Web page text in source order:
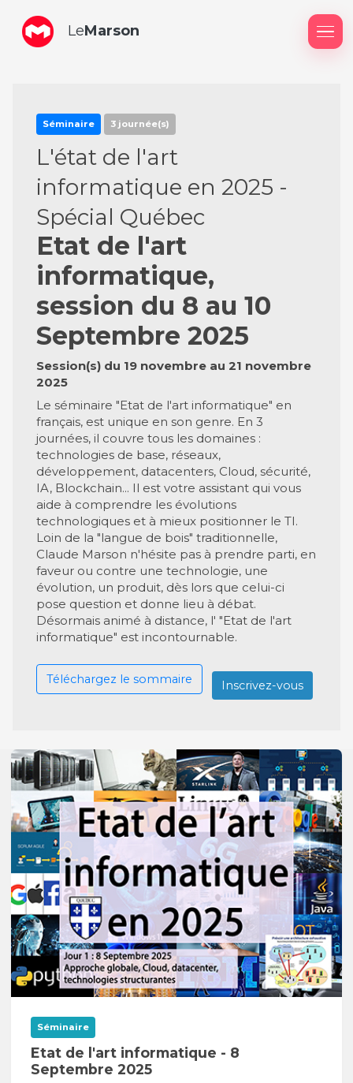
LeMarson
Séminaire 3 journée(s)
L'état de l'art
informatique en 2025 -
Spécial Québec
Etat de l'art
informatique,
session du 8 au 10
Septembre 2025
Session(s) du 19 novembre au 21 novembre
2025
Le séminaire "Etat de l'art informatique" en
français, est unique en son genre. En 3
journées, il couvre tous les domaines :
technologies de base, réseaux,
développement, datacenters, Cloud, sécurité,
IA, Blockchain... Il est votre assistant qui vous
aide à comprendre les évolutions
technologiques et à mieux positionner le TI.
Loin de la "langue de bois" traditionnelle,
Claude Marson n'hésite pas à prendre parti, en
faveur ou contre une technologie, une
évolution, un produit, dès lors que celui-ci
pose question et donne lieu à débat.
Désormais animé à distance, l' "Etat de l'art
informatique" est incontournable.
Téléchargez le sommaire Inscrivez-vous
Séminaire
Etat de l'art informatique - 8
Septembre 2025